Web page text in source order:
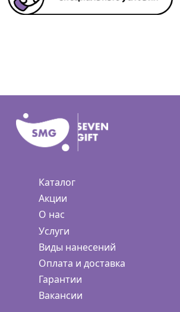
Каталог
Акции
О нас
Услуги
Виды нанесений
Оплата и доставка
Гарантии
Вакансии